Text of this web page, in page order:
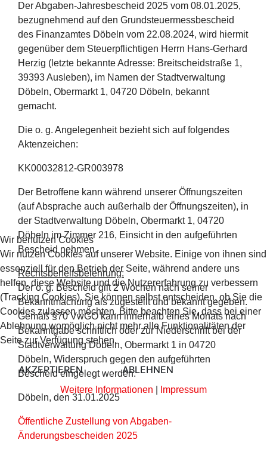
Der Abgaben-Jahresbescheid 2025 vom 08.01.2025,
bezugnehmend auf den Grundsteuermessbescheid
des Finanzamtes Döbeln vom 22.08.2024, wird hiermit
gegenüber dem Steuerpflichtigen Herrn Hans-Gerhard
Herzig (letzte bekannte Adresse: Breitscheidstraße 1,
39393 Ausleben), im Namen der Stadtverwaltung
Döbeln, Obermarkt 1, 04720 Döbeln, bekannt
gemacht.
Die o. g. Angelegenheit bezieht sich auf folgendes
Aktenzeichen:
KK00032812-GR003978
Der Betroffene kann während unserer Öffnungszeiten
(auf Absprache auch außerhalb der Öffnungszeiten), in
der Stadtverwaltung Döbeln, Obermarkt 1, 04720
Döbeln im Zimmer 216, Einsicht in den aufgeführten
Bescheid nehmen.
Rechtsbehelfsbelehrung:
Der o. g. Bescheid gilt 2 Wochen nach seiner
Bekanntmachung als zugestellt und bekannt gegeben.
Gemäß §70 VwGO kann innerhalb eines Monats nach
Bekanntgabe schriftlich oder zur Niederschrift bei der
Stadtverwaltung Döbeln, Obermarkt 1 in 04720
Döbeln, Widerspruch gegen den aufgeführten
Bescheid eingelegt werden.
Döbeln, den 31.01.2025
Öffentliche Zustellung von Abgaben-
Änderungsbescheiden 2025
Wir benutzen Cookies
Wir nutzen Cookies auf unserer Website. Einige von ihnen sind
essenziell für den Betrieb der Seite, während andere uns
helfen, diese Website und die Nutzererfahrung zu verbessern
(Tracking Cookies). Sie können selbst entscheiden, ob Sie die
Cookies zulassen möchten. Bitte beachten Sie, dass bei einer
Ablehnung womöglich nicht mehr alle Funktionalitäten der
Seite zur Verfügung stehen.
AKZEPTIEREN ABLEHNEN
Weitere Informationen Impressum